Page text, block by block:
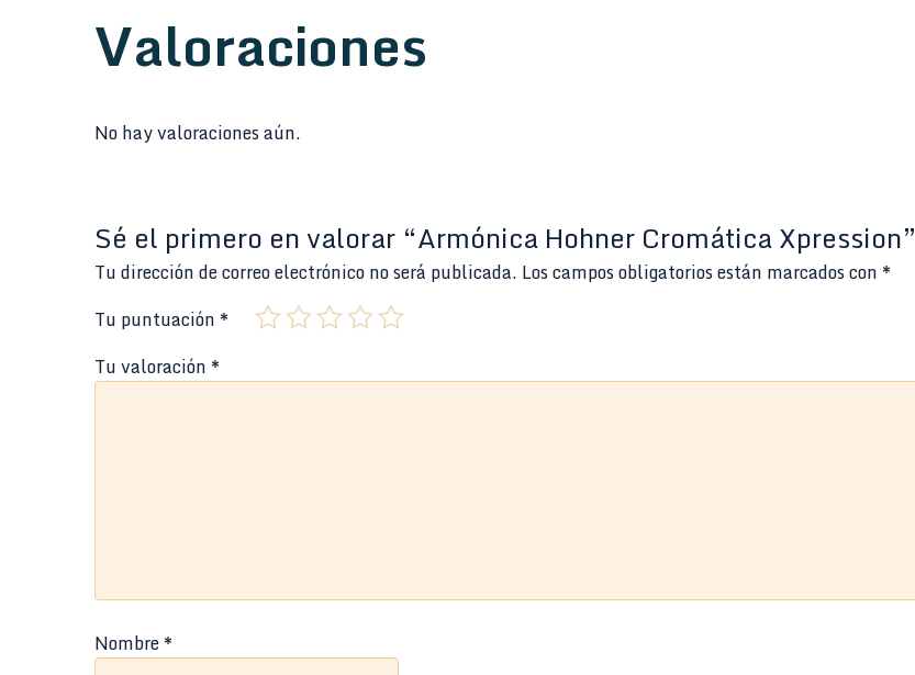
Valoraciones
No hay valoraciones aún.
Sé el primero en valorar “Armónica Hohner Cromática Xpression”
Tu dirección de correo electrónico no será publicada. Los campos obligatorios están marcados con *
Tu puntuación *
Tu valoración *
Nombre*